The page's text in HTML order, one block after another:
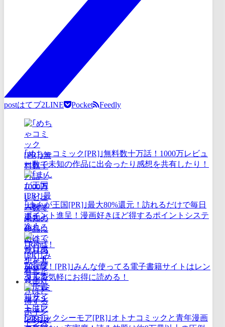
postはてブ2LINE Pocket Feedly
｢めちゃコミック[PR]｣無料数十万話！1000万レビュ
ー数で未知の作品に出会ったり感想を共有したり！
｢まんが王国[PR]｣最大80%還元！訪れるだけで毎日
ポイント進呈！漫画好きほど得するポイントシステ
ム！
｢Renta！[PR]｣みんな使ってる電子書籍サイトはレン
タルで気軽にお得に読める！
｢コミックシーモア[PR]｣オトナコミックと青年漫画